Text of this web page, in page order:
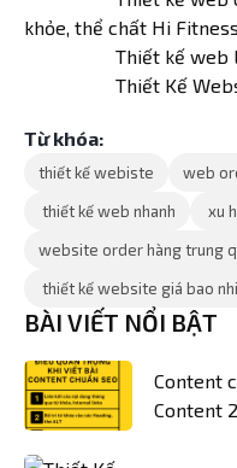
khỏe, thể chất Hi
Thiết kế web
Thiết Kế
Từ khóa:
thiết kế webiste web
thiết kế web nhanh
xu
website order hàng trung
thiết kế website giá bao
BÀI VIẾT NỔI BẬT
Content
Content